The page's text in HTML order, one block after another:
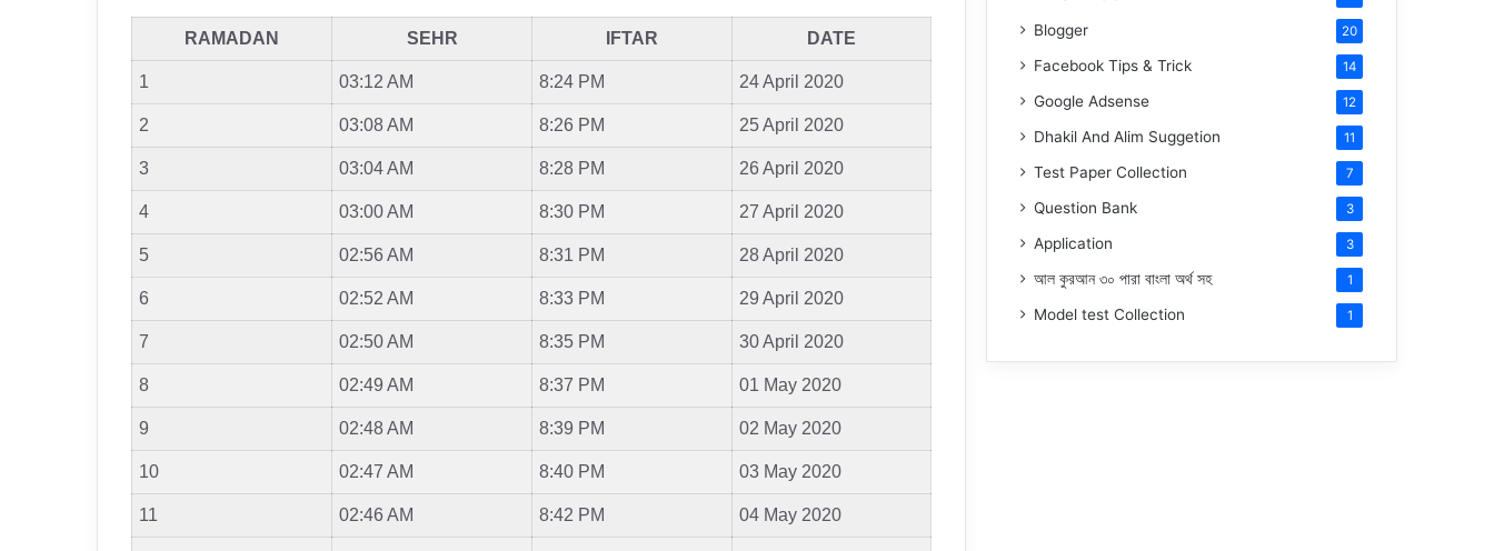
RAMADAN SEHR IFTAR DATE
1 03:12 AM 8:24 PM 24 April 2020
2 03:08 AM 8:26 PM 25 April 2020
3 03:04 AM 8:28 PM 26 April 2020
4 03:00 AM 8:30 PM 27 April 2020
5 02:56 AM 8:31 PM 28 April 2020
6 02:52 AM 8:33 PM 29 April 2020
7 02:50 AM 8:35 PM 30 April 2020
8 02:49 AM 8:37 PM 01 May 2020
9 02:48 AM 8:39 PM 02 May 2020
10 02:47 AM 8:40 PM 03 May 2020
11 02:46 AM 8:42 PM 04 May 2020
Blogger 20
Facebook Tips & Trick 14
Google Adsense 12
Dhakil And Alim Suggetion 11
Test Paper Collection 7
Question Bank 3
Application 3
আল কুরআন ৩০ পারা বাংলা অর্থ সহ 1
Model test Collection 1